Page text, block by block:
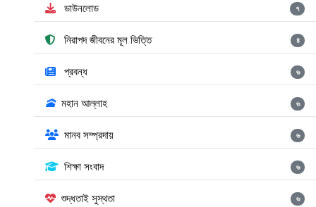
ডাউনলোড ৭
নিরাপদ জীবনের মূল ভিত্তি ৪
প্রবন্ধ ৬
🕋 মহান আল্লাহ ৬
মানব সম্প্রদায় ৬
শিক্ষা সংবাদ ৬
শুদ্ধতাই সুস্থতা ৬